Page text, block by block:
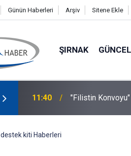
Günün Haberleri Arşiv Sitene Ekle
ŞIRNAK GÜNCEL
11:40 "Filistin
destek kiti Haberleri